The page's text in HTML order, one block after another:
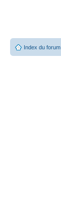
Index du forum